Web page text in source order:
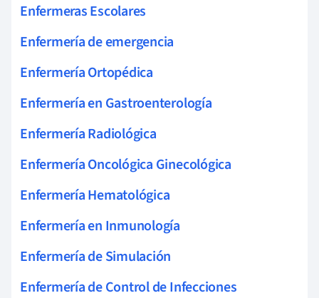
Enfermeras Escolares
Enfermería de emergencia
Enfermería Ortopédica
Enfermería en Gastroenterología
Enfermería Radiológica
Enfermería Oncológica Ginecológica
Enfermería Hematológica
Enfermería en Inmunología
Enfermería de Simulación
Enfermería de Control de Infecciones